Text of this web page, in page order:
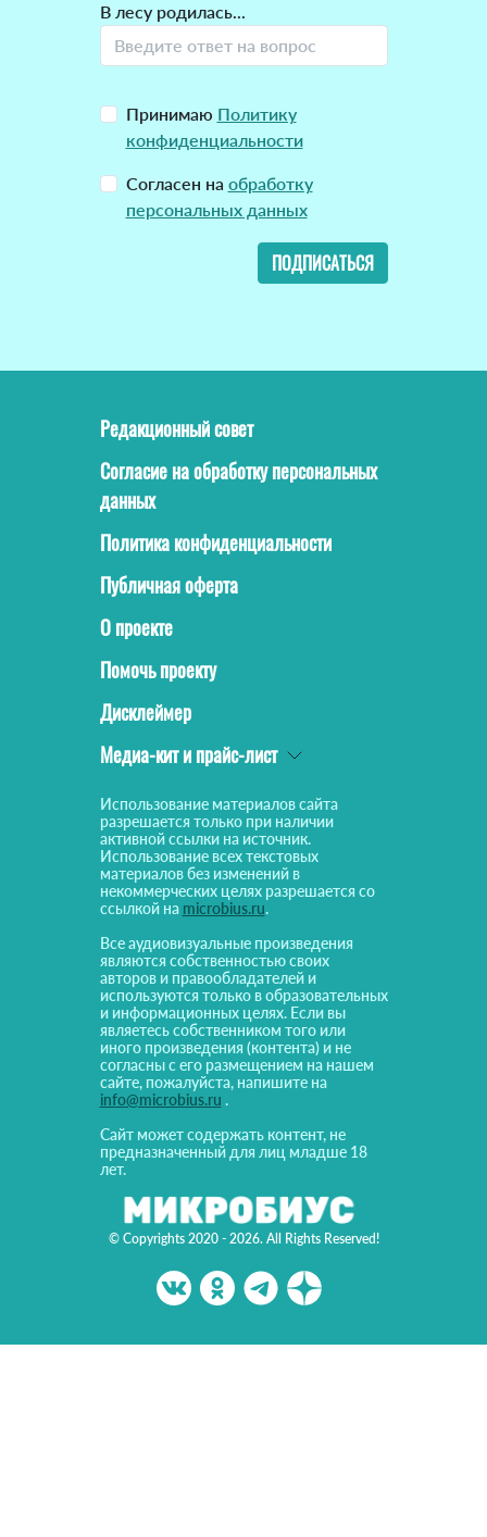
В лесу родилась...
Принимаю Политику
конфиденциальности
Согласен на обработку
персональных данных
ПОДПИСАТЬСЯ
© Copyrights 2020 - 2026. All Rights Reserved!
Редакционный совет
Согласие на обработку персональных
данных
Политика конфиденциальности
Публичная оферта
О проекте
Помочь проекту
Дисклеймер
Медиа-кит и прайс-лист
Использование материалов сайта
разрешается только при наличии
активной ссылки на источник.
Использование всех текстовых
материалов без изменений в
некоммерческих целях разрешается со
ссылкой на microbius.ru.
Все аудиовизуальные произведения
являются собственностью своих
авторов и правообладателей и
используются только в образовательных
и информационных целях. Если вы
являетесь собственником того или
иного произведения (контента) и не
согласны с его размещением на нашем
сайте, пожалуйста, напишите на
info@microbius.ru .
Сайт может содержать контент, не
предназначенный для лиц младше 18
лет.